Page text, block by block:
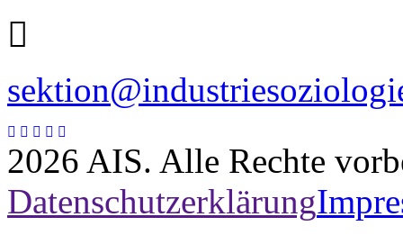
2026 AIS. Alle Rechte
Datenschutzerklärung